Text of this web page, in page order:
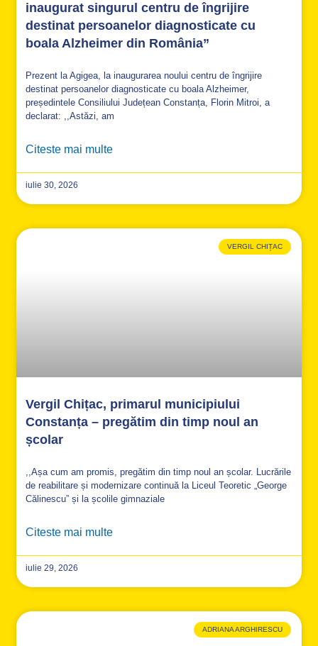
inaugurat singurul centru de îngrijire
destinat persoanelor diagnosticate cu
boala Alzheimer din România”
Prezent la Agigea, la inaugurarea noului centru de îngrijire
destinat persoanelor diagnosticate cu boala Alzheimer,
președintele Consiliului Județean Constanța, Florin Mitroi, a
declarat: ,,Astăzi, am
Citeste mai multe
iulie 30, 2026
VERGIL CHIȚAC
Vergil Chițac, primarul municipiului
Constanța – pregătim din timp noul an
școlar
,,Așa cum am promis, pregătim din timp noul an școlar. Lucrările
de reabilitare și modernizare continuă la Liceul Teoretic „George
Călinescu” și la școlile gimnaziale
Citeste mai multe
iulie 29, 2026
ADRIANA ARGHIRESCU